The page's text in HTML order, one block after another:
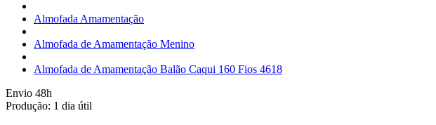
Almofada Amamentação
Almofada de Amamentação Menino
Almofada de Amamentação Balão Caqui 160 Fios 4618
Envio 48h
Produção: 1 dia útil